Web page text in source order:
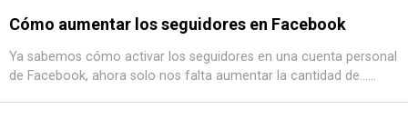
Cómo aumentar los seguidores en Facebook
Ya sabemos cómo activar los seguidores en una cuenta personal
de Facebook, ahora solo nos falta aumentar la cantidad de......